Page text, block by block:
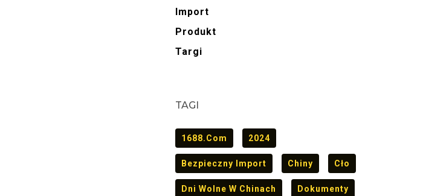
Import
Produkt
Targi
TAGI
1688.com 2024
Bezpieczny Import Chiny Cło
Dni Wolne W Chinach Dokumenty